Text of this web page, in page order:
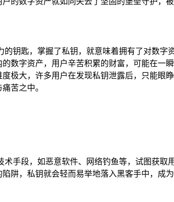
钥匙，掌握了私钥，就意味着拥有了对数字
数字资产，用户辛苦积累的财富，可能在一
极大，许多用户在发现私钥泄露后，只能眼
苦之中。
手段，如恶意软件、网络钓鱼等，试图获
阱，私钥就会轻而易举地落入黑客手中，成为